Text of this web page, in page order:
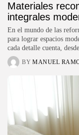
Materiales
integrales
En el mundo de las
para lograr espacios
cada detalle cuenta,
BY MANUEL